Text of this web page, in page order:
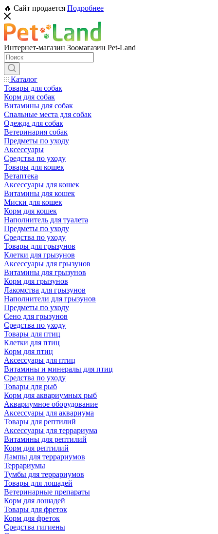
🔥 Сайт продается Подробнее
Интернет-магазин Зоомагазин Pet-Land
Каталог
Товары для собак
Корм для собак
Витамины для собак
Спальные места для собак
Одежда для собак
Ветеринария собак
Предметы по уходу
Аксессуары
Средства по уходу
Товары для кошек
Ветаптека
Аксессуары для кошек
Витамины для кошек
Миски для кошек
Корм для кошек
Наполнитель для туалета
Предметы по уходу
Средства по уходу
Товары для грызунов
Клетки для грызунов
Аксессуары для грызунов
Витамины для грызунов
Корм для грызунов
Лакомства для грызунов
Наполнители для грызунов
Предметы по уходу
Сено для грызунов
Средства по уходу
Товары для птиц
Клетки для птиц
Корм для птиц
Аксессуары для птиц
Витамины и минералы для птиц
Средства по уходу
Товары для рыб
Корм для аквариумных рыб
Аквариумное оборудование
Аксессуары для аквариума
Товары для рептилий
Аксессуары для террариума
Витамины для рептилий
Корм для рептилий
Лампы для террариумов
Террариумы
Тумбы для террариумов
Товары для лошадей
Ветеринарные препараты
Корм для лошадей
Товары для фреток
Корм для фреток
Средства гигиены